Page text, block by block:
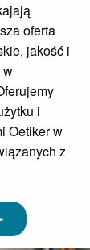
oferta
jakość i
w
i
Oetiker w
z